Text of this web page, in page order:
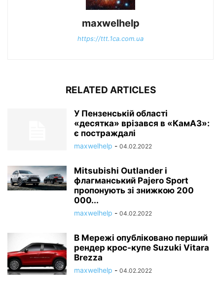
maxwelhelp
https://ttt.1ca.com.ua
RELATED ARTICLES
У Пензенській області
«десятка» врізався в «КамАЗ»:
є постраждалі
maxwelhelp - 04.02.2022
Mitsubishi Outlander і
флагманський Pajero Sport
пропонують зі знижкою 200
000...
maxwelhelp - 04.02.2022
В Мережі опубліковано перший
рендер крос-купе Suzuki Vitara
Brezza
maxwelhelp - 04.02.2022